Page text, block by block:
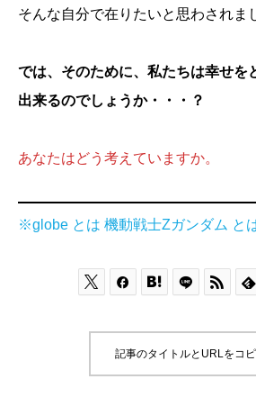
そんな自分で在りたいと思わされま
では、そのために、私たちは幸せを
出来るのでしょうか・・・？
あなたはどう考えていますか。
※globe とは 機動戦士Zガンダム と
    
記事のタイトルとURLをコ